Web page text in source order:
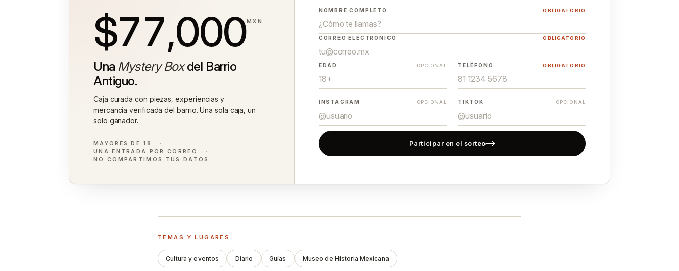
$77,000MXN
Una Mystery Boxdel Barrio
Antiguo.
Caja curada con piezas, experiencias y
mercancía verificada del barrio. Una sola caja, un
solo ganador.
MAYORES DE 18
UNA ENTRADA POR CORREO
NO COMPARTIMOS TUS DATOS
NOMBRE COMPLETO OBLIGATORIO
CORREO ELECTRÓNICO OBLIGATORIO
EDAD OPCIONAL TELÉFONO OBLIGATORIO
INSTAGRAM OPCIONAL TIKTOK OPCIONAL
Participar en el sorteo
TEMAS Y LUGARES
Cultura y eventos Diario Guías Museo de Historia Mexicana